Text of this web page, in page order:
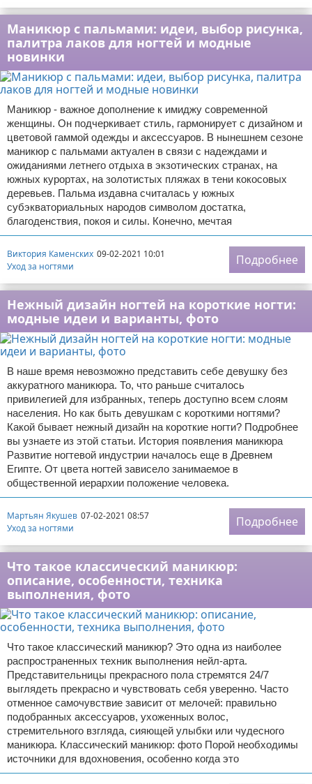
Маникюр с пальмами: идеи, выбор рисунка,
палитра лаков для ногтей и модные
новинки
Маникюр - важное дополнение к имиджу современной
женщины. Он подчеркивает стиль, гармонирует с дизайном и
цветовой гаммой одежды и аксессуаров. В нынешнем сезоне
маникюр с пальмами актуален в связи с надеждами и
ожиданиями летнего отдыха в экзотических странах, на
южных курортах, на золотистых пляжах в тени кокосовых
деревьев. Пальма издавна считалась у южных
субэкваториальных народов символом достатка,
благоденствия, покоя и силы. Конечно, мечтая
Виктория Каменских 09-02-2021 10:01
Уход за ногтями
Подробнее
Нежный дизайн ногтей на короткие ногти:
модные идеи и варианты, фото
В наше время невозможно представить себе девушку без
аккуратного маникюра. То, что раньше считалось
привилегией для избранных, теперь доступно всем слоям
населения. Но как быть девушкам с короткими ногтями?
Какой бывает нежный дизайн на короткие ногти? Подробнее
вы узнаете из этой статьи. История появления маникюра
Развитие ногтевой индустрии началось еще в Древнем
Египте. От цвета ногтей зависело занимаемое в
общественной иерархии положение человека.
Мартьян Якушев 07-02-2021 08:57
Уход за ногтями
Подробнее
Что такое классический маникюр:
описание, особенности, техника
выполнения, фото
Что такое классический маникюр? Это одна из наиболее
распространенных техник выполнения нейл-арта.
Представительницы прекрасного пола стремятся 24/7
выглядеть прекрасно и чувствовать себя уверенно. Часто
отменное самочувствие зависит от мелочей: правильно
подобранных аксессуаров, ухоженных волос,
стремительного взгляда, сияющей улыбки или чудесного
маникюра. Классический маникюр: фото Порой необходимы
источники для вдохновения, особенно когда это